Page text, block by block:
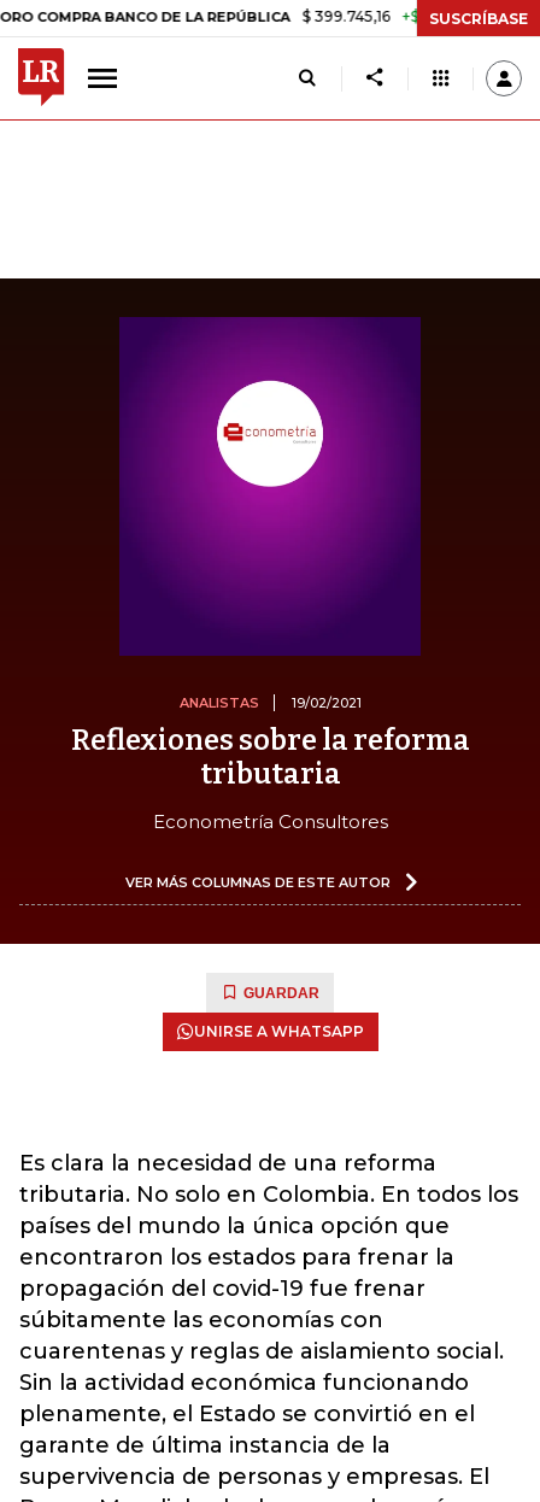
BANCO DE LA REPÚBLICA $ 399.745,16 +$ 2.295,71 +0,58%
SUSCRÍBASE
ANALISTAS 19/02/2021
Reflexiones sobre la reforma
tributaria
Econometría Consultores
VER MÁS COLUMNAS DE ESTE AUTOR
GUARDAR
UNIRSE A WHATSAPP
Es clara la necesidad de una reforma
tributaria. No solo en Colombia. En todos los
países del mundo la única opción que
encontraron los estados para frenar la
propagación del covid-19 fue frenar
súbitamente las economías con
cuarentenas y reglas de aislamiento social.
Sin la actividad económica funcionando
plenamente, el Estado se convirtió en el
garante de última instancia de la
supervivencia de personas y empresas. El